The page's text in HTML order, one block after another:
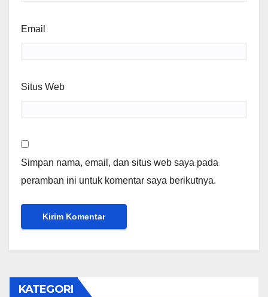
Email
Situs Web
Simpan nama, email, dan situs web saya pada
peramban ini untuk komentar saya berikutnya.
KATEGORI